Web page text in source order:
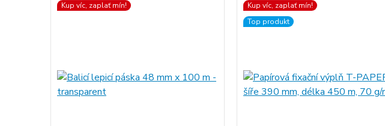
Kup víc, zaplať mín!
Kup víc, zaplať mín!
Top produkt